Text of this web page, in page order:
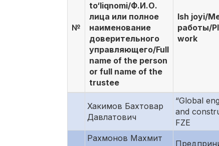
№
to‘liqnomi/Ф.И.О.
лица или полное
наименование
доверительного
управляющего/Full
name of the person
or full name of the
trustee
Ish joyi/
работы/
work
Хакимов Бахтовар
Давлатович
“Global
and
FZE
Рахмонов Махмит